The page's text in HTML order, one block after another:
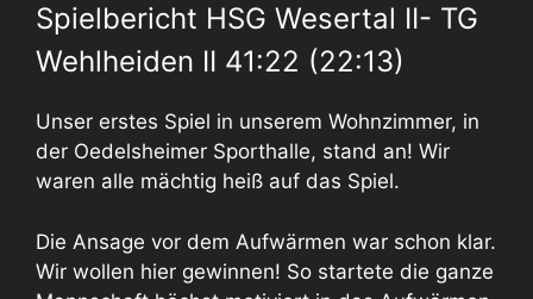
Spielbericht HSG Wesertal II- TG
Wehlheiden II 41:22 (22:13)
Unser erstes Spiel in unserem Wohnzimmer, in
der Oedelsheimer Sporthalle, stand an! Wir
waren alle mächtig heiß auf das Spiel.
Die Ansage vor dem Aufwärmen war schon klar.
Wir wollen hier gewinnen! So startete die ganze